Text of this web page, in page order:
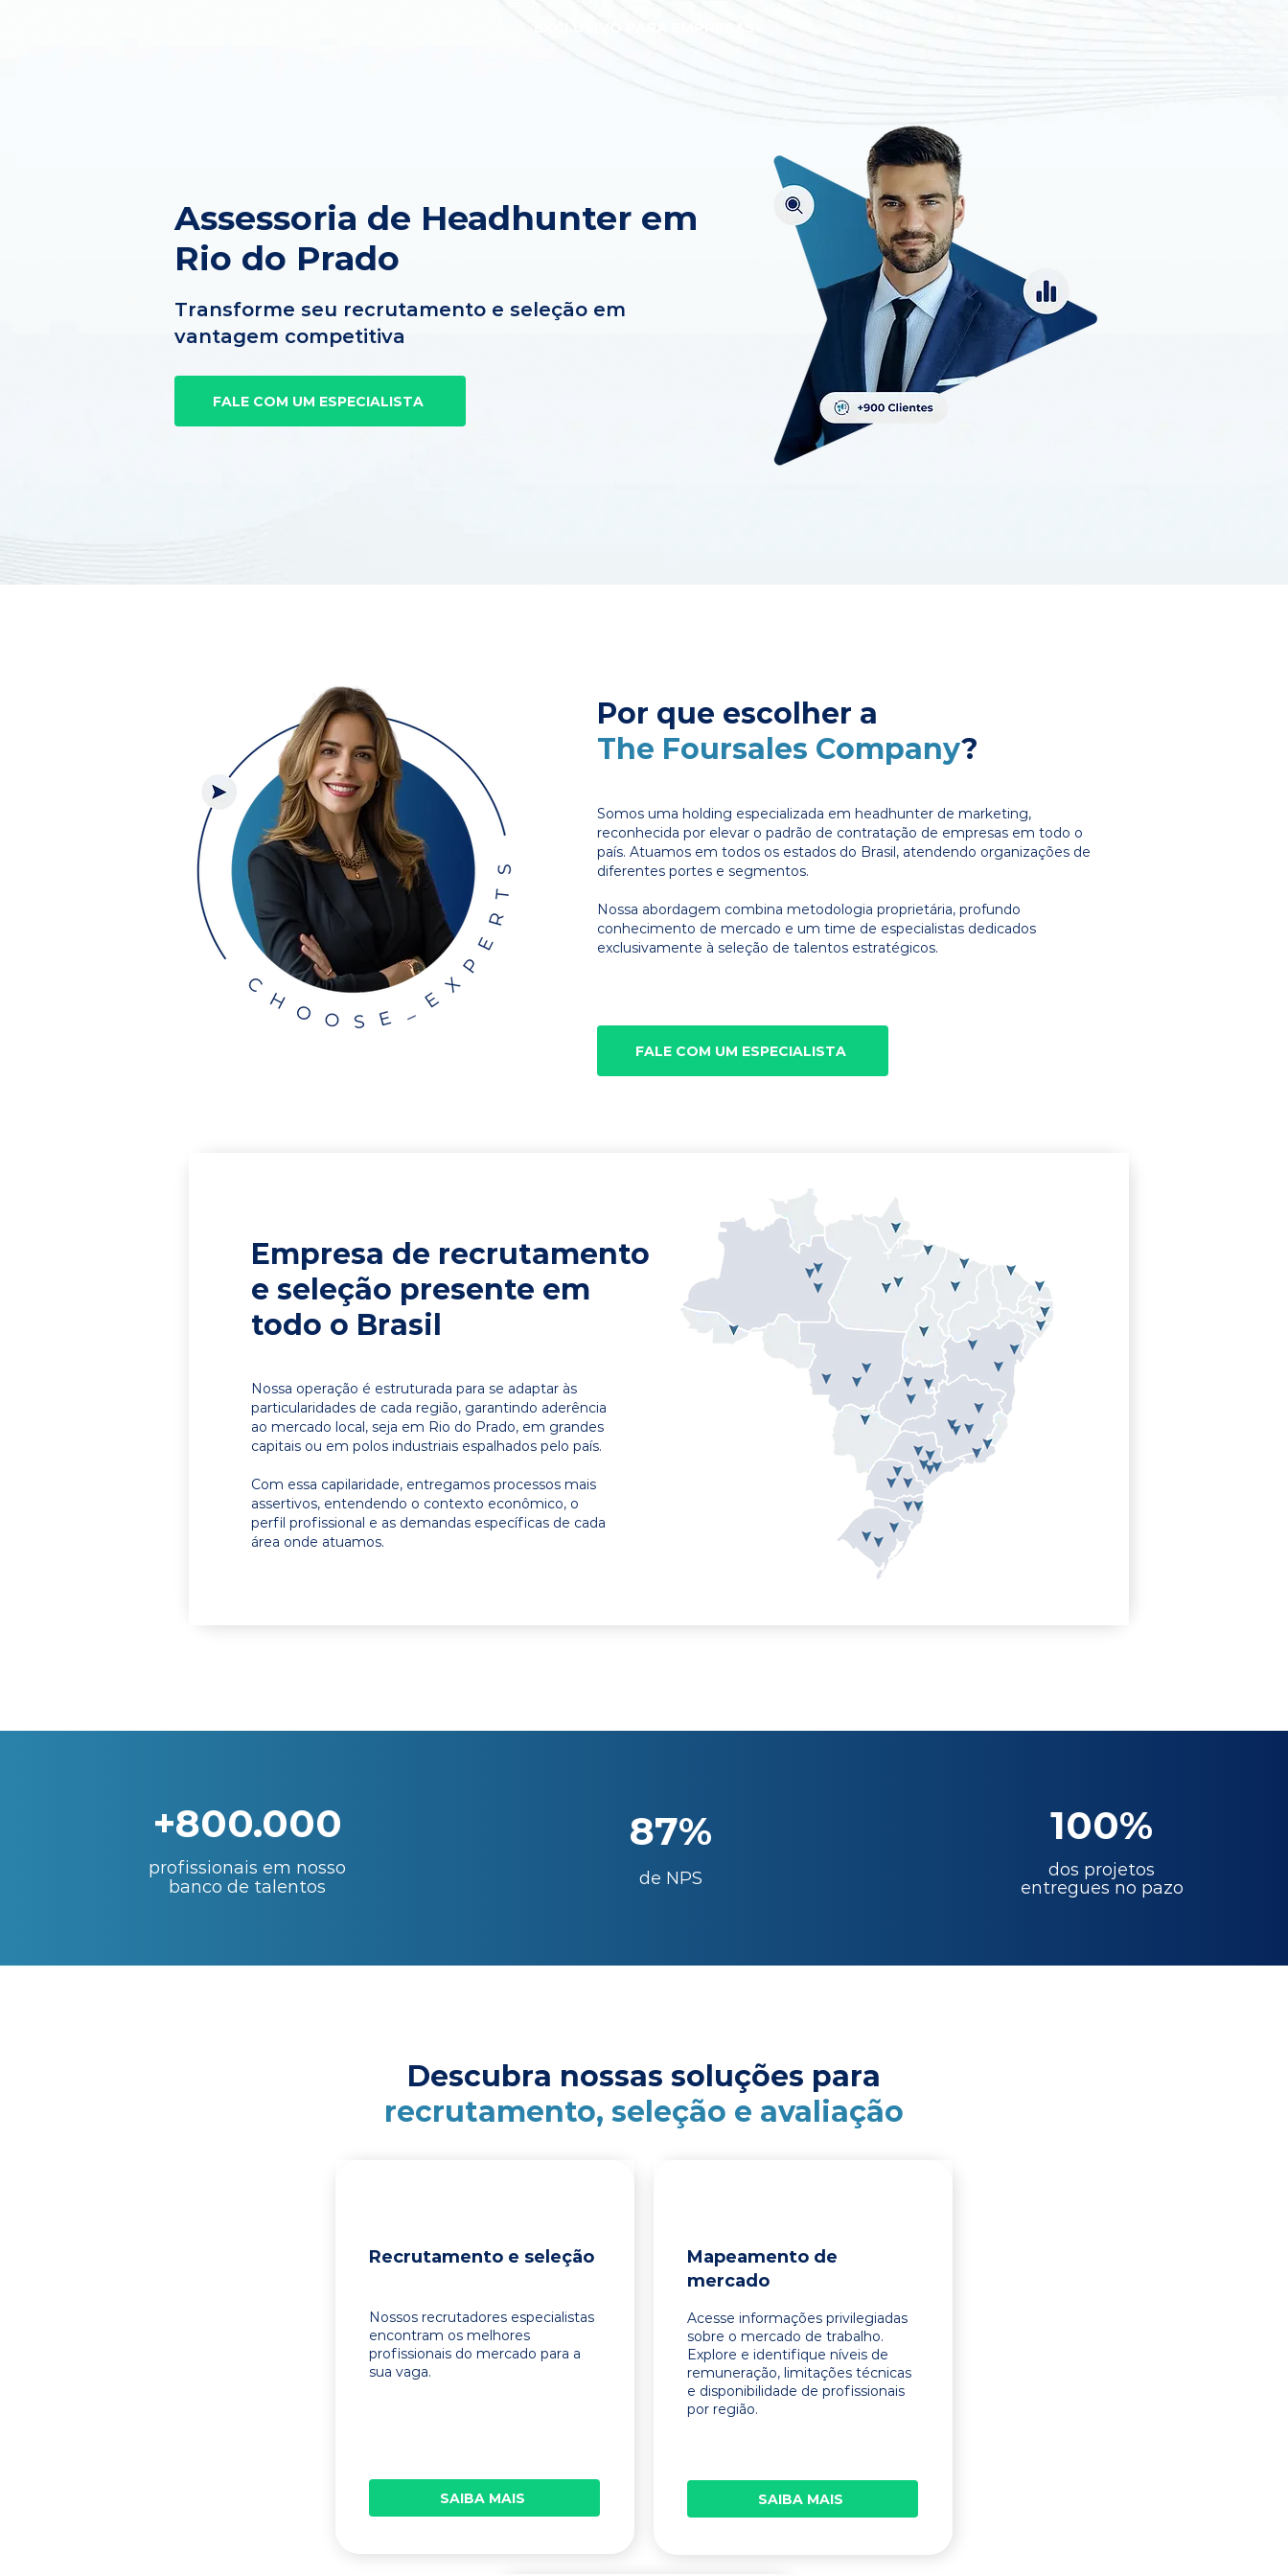
Assessoria de Headhunter em
Rio do Prado
Transforme seu recrutamento e seleção em
vantagem competitiva
FALE COM UM ESPECIALISTA
Por que escolher a
The Foursales Company?
Somos uma holding especializada em headhunter de marketing,
reconhecida por elevar o padrão de contratação de empresas em todo o
país. Atuamos em todos os estados do Brasil, atendendo organizações de
diferentes portes e segmentos.
Nossa abordagem combina metodologia proprietária, profundo
conhecimento de mercado e um time de especialistas dedicados
exclusivamente à seleção de talentos estratégicos.
FALE COM UM ESPECIALISTA
Empresa de recrutamento
e seleção presente em
todo o Brasil
Nossa operação é estruturada para se adaptar às
particularidades de cada região, garantindo aderência
ao mercado local, seja em Rio do Prado, em grandes
capitais ou em polos industriais espalhados pelo país.
Com essa capilaridade, entregamos processos mais
assertivos, entendendo o contexto econômico, o
perfil profissional e as demandas específicas de cada
área onde atuamos.
+800.000
profissionais em nosso
banco de talentos
87%
de NPS
100%
dos projetos
entregues no pazo
Descubra nossas soluções para
recrutamento, seleção e avaliação
Recrutamento e seleção
Nossos recrutadores especialistas
encontram os melhores
profissionais do mercado para a
sua vaga.
SAIBA MAIS
Mapeamento de
mercado
Acesse informações privilegiadas
sobre o mercado de trabalho.
Explore e identifique níveis de
remuneração, limitações técnicas
e disponibilidade de profissionais
por região.
SAIBA MAIS